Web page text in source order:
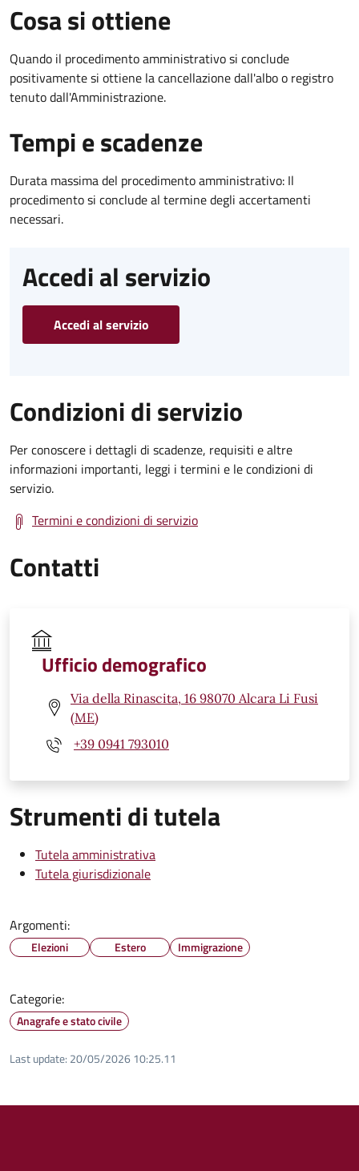
Cosa si ottiene
Quando il procedimento amministrativo si conclude
positivamente si ottiene la cancellazione dall'albo o registro
tenuto dall'Amministrazione.
Tempi e scadenze
Durata massima del procedimento amministrativo: Il
procedimento si conclude al termine degli accertamenti
necessari.
Accedi al servizio
Accedi al servizio
Condizioni di servizio
Per conoscere i dettagli di scadenze, requisiti e altre
informazioni importanti, leggi i termini e le condizioni di
servizio.
Termini e condizioni di servizio
Contatti
Ufficio demografico
Via della Rinascita, 16 98070 Alcara Li Fusi
(ME)
+39 0941 793010
Strumenti di tutela
Tutela amministrativa
Tutela giurisdizionale
Argomenti:
Elezioni Estero Immigrazione
Categorie:
Anagrafe e stato civile
Last update: 20/05/2026 10:25.11